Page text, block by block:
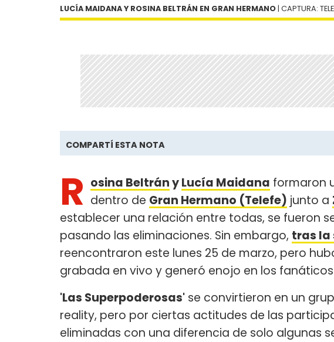
LUCÍA MAIDANA Y ROSINA BELTRÁN EN GRAN HERMANO | CAPTURA:
COMPARTÍ ESTA NOTA
R osina BeltrányLucía Maidana formaron
dentro de Gran Hermano (Telefe) junto a
establecer una relación entre todas, se fueron
pasando las eliminaciones. Sin embargo, tras la
reencontraron este lunes 25 de marzo, pero
grabada en vivo y generó enojo en los
'Las Superpoderosas' se convirtieron en un
reality, pero por ciertas actitudes de las
eliminadas con una diferencia de solo algunas